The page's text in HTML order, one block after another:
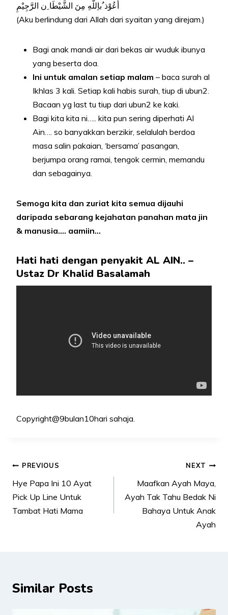
أَعُوْذ ُباِللَّهِ مِنَ الشَّيْطَا ِن الرََّجِيْمِ
(Aku berlindung dari Allah dari syaitan yang direjam.)
Bagi anak mandi air dari bekas air wuduk ibunya
yang beserta doa.
Ini untuk amalan setiap malam – baca surah al
Ikhlas 3 kali. Setiap kali habis surah, tiup di ubun2.
Bacaan yg last tu tiup dari ubun2 ke kaki.
Bagi kita kita ni….. kita pun sering diperhati Al
Ain…. so banyakkan berzikir, selalulah berdoa
masa salin pakaian, ‘bersama’ pasangan,
berjumpa orang ramai, tengok cermin, memandu
dan sebagainya.
Semoga kita dan zuriat kita semua dijauhi
daripada sebarang kejahatan panahan mata jin
& manusia…. aamiin…
Hati hati dengan penyakit AL AIN.. –
Ustaz Dr Khalid Basalamah
Copyright@9bulan10hari sahaja.
Post
navigation
PREVIOUS
Hye Papa Ini 10 Ayat
Pick Up Line Untuk
Tambat Hati Mama
NEXT
Maafkan Ayah Maya,
Ayah Tak Tahu Bedak Ni
Bahaya Untuk Anak
Ayah
Similar Posts